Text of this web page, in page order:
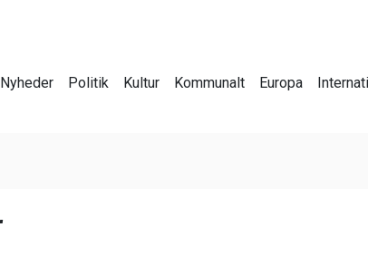
Nyheder Politik Kultur Kommunalt Europa